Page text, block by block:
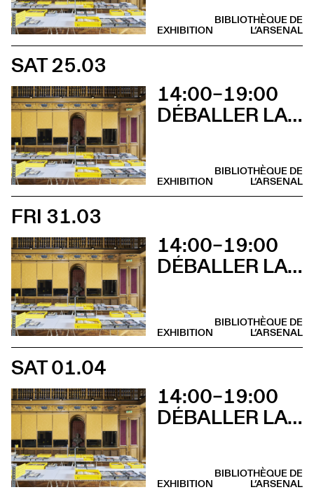
BIBLIOTHÈQUE DE
L’ARSENAL
EXHIBITION
SAT 25.03
14:00–19:00
DÉBALLER LA BIBLIOTHÈQUE DE TSCHICHOLD
BIBLIOTHÈQUE DE
L’ARSENAL
EXHIBITION
FRI 31.03
14:00–19:00
DÉBALLER LA BIBLIOTHÈQUE DE TSCHICHOLD
BIBLIOTHÈQUE DE
L’ARSENAL
EXHIBITION
SAT 01.04
14:00–19:00
DÉBALLER LA BIBLIOTHÈQUE DE TSCHICHOLD
BIBLIOTHÈQUE DE
L’ARSENAL
EXHIBITION